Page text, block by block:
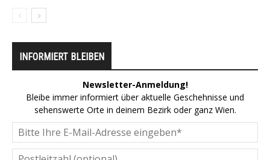
INFORMIERT BLEIBEN
Newsletter-Anmeldung!
Bleibe immer informiert über aktuelle Geschehnisse und
sehenswerte Orte in deinem Bezirk oder ganz Wien.